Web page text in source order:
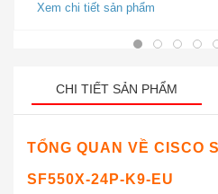
Xem chi tiết sản phẩm
CHI TIẾT SẢN PHẨM
TỔNG QUAN VỀ CISCO
SF550X-24P-K9-EU